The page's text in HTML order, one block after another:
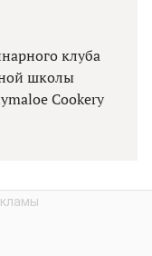
клуба
школы
Cookery